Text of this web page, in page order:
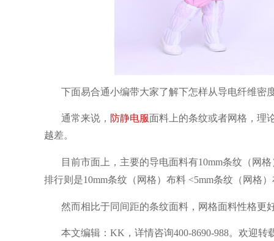
下面易合通小编带大家了解下怎样从导电纤维密
通常来说， 防静电服面料上的条纹或者网格，理
越差。
目前市面上，主要的导电面料有10mm条纹（网格
排行则是10mm条纹（网格）布料 <5mm条纹（网格
然而相比于同间距的条纹面料，网格面料性格更
本文编辑： KK，详情咨询400-8690-988。欢迎